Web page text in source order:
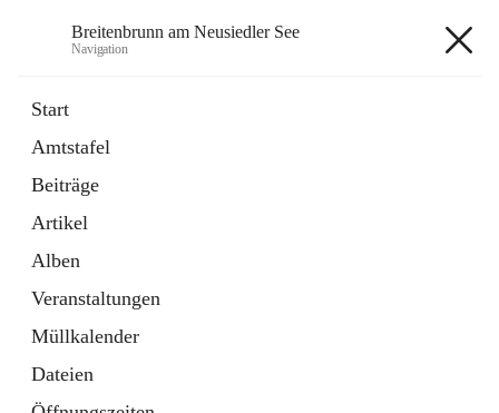
Breitenbrunn am Neusiedler See
Navigation
Start
Amtstafel
Beiträge
Artikel
Alben
Veranstaltungen
Müllkalender
Dateien
18 Schnellzugriffe
Gemeindeservice